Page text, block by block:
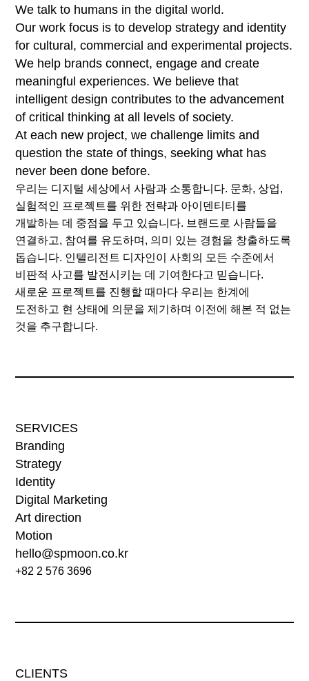
We talk to humans in the digital world.
Our work focus is to develop strategy and identity
for cultural, commercial and experimental projects.
We help brands connect, engage and create
meaningful experiences. We believe that
intelligent design contributes to the advancement
of critical thinking at all levels of society.
At each new project, we challenge limits and
question the state of things, seeking what has
never been done before.
우리는 디지털 세상에서 사람과 소통합니다. 문화, 상업,
실험적인 프로젝트를 위한 전략과 아이덴티티를
개발하는 데 중점을 두고 있습니다. 브랜드로 사람들을
연결하고, 참여를 유도하며, 의미 있는 경험을 창출하도록
돕습니다. 인텔리전트 디자인이 사회의 모든 수준에서
비판적 사고를 발전시키는 데 기여한다고 믿습니다.
새로운 프로젝트를 진행할 때마다 우리는 한계에
도전하고 현 상태에 의문을 제기하며 이전에 해본 적 없는
것을 추구합니다.
SERVICES
Branding
Strategy
Identity
Digital Marketing
Art direction
Motion
hello@spmoon.co.kr
+82 2 576 3696
CLIENTS